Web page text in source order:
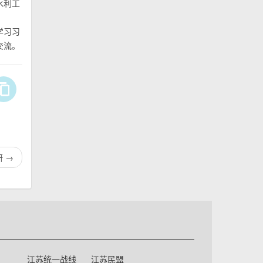
利工
习习
。
→
江苏统一战线 江苏民盟